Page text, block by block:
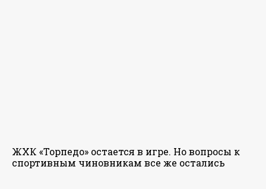
ЖХК «Торпедо» остается в игре. Но вопросы к
спортивным чиновникам все же остались